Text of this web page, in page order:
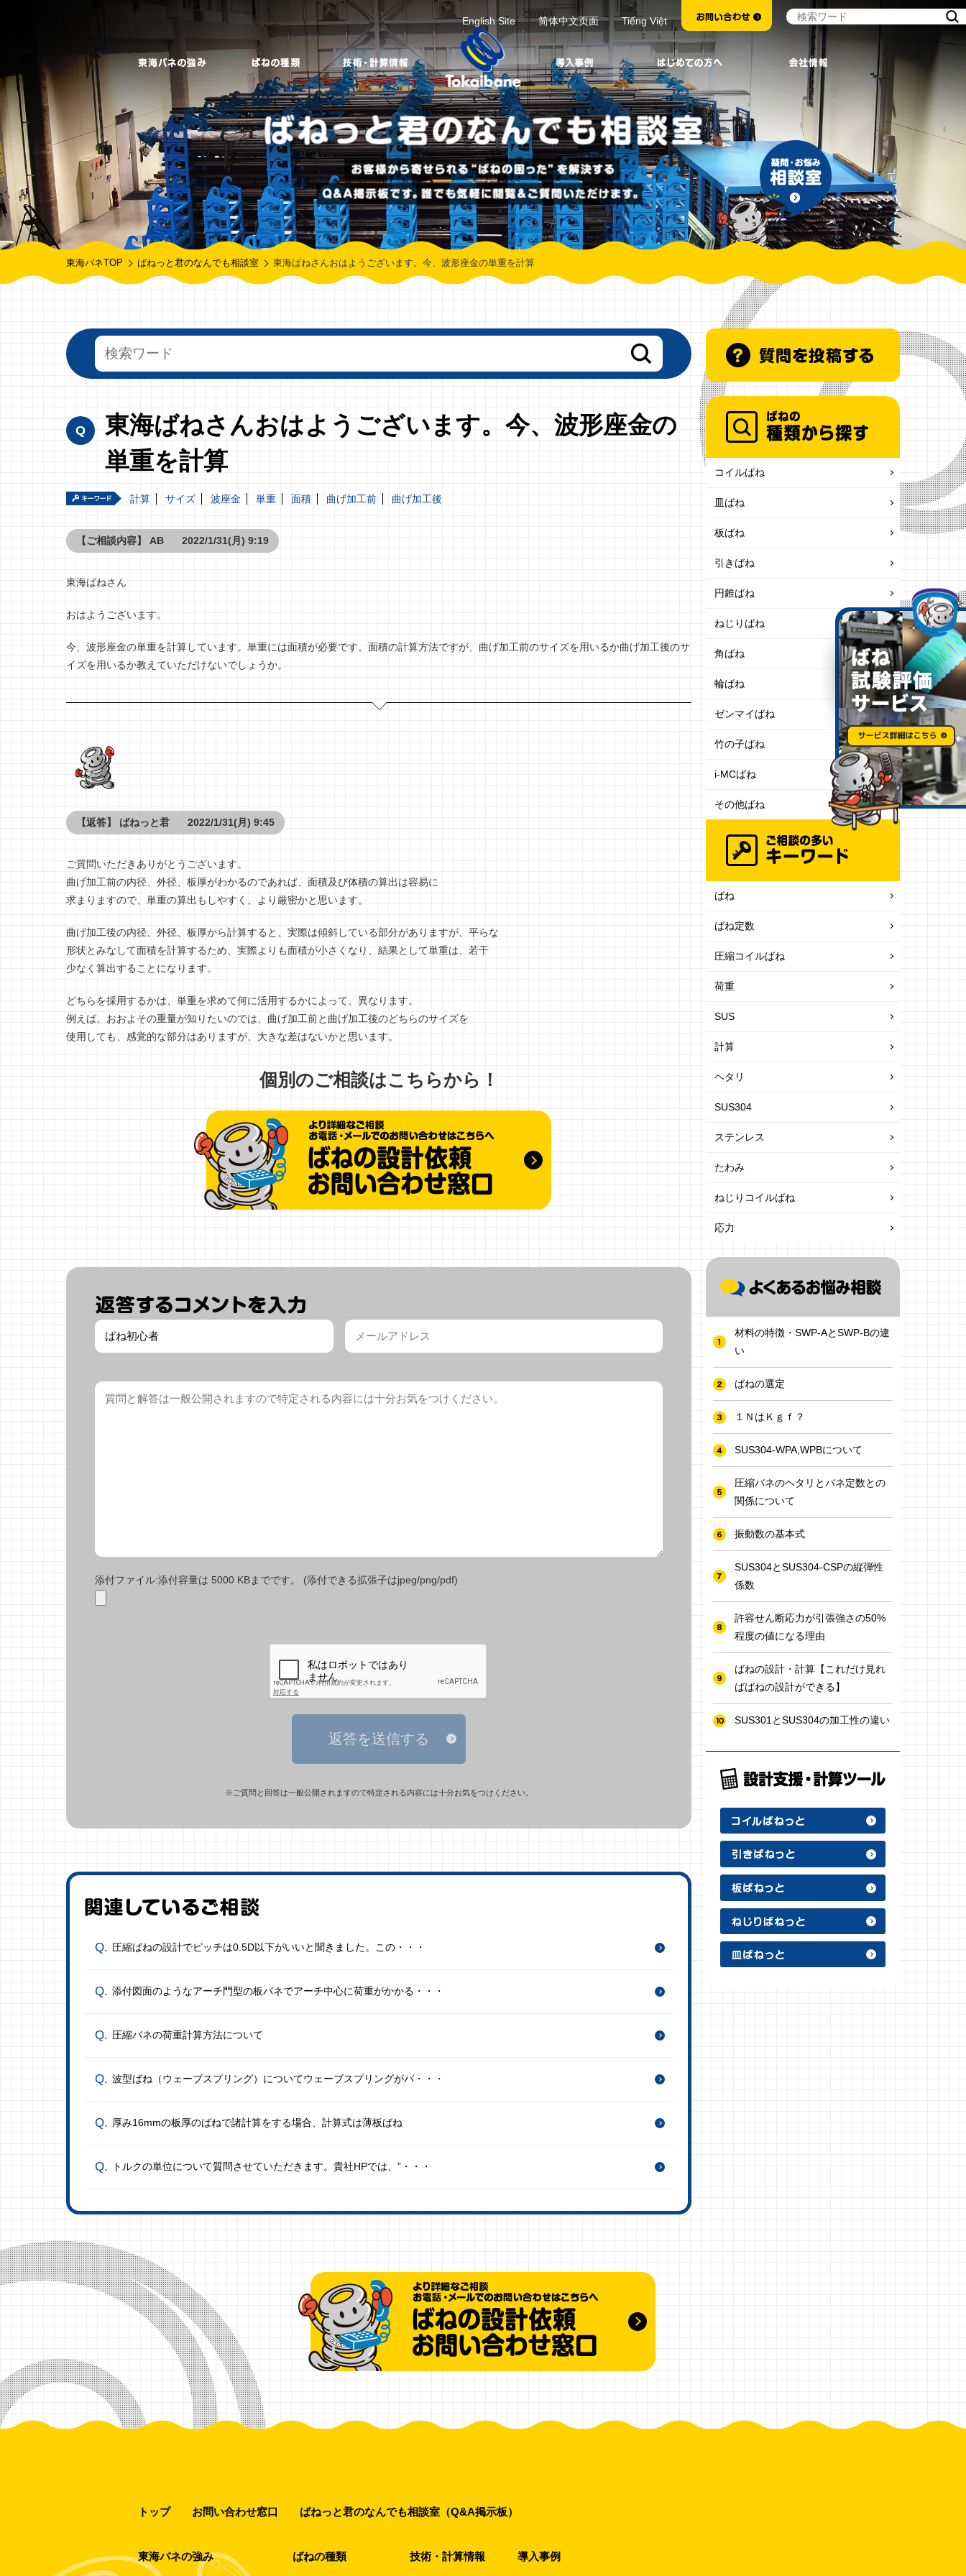
English Site 简体中文页面 Tiếng Việt
東海バネTOP ばねっと君のなんでも相談室 東海ばねさんおはようございます。今、波形座金の単重を計算
東海ばねさんおはようございます。今、波形座金の
単重を計算
計算 サイズ 波座金 単重 面積 曲げ加工前 曲げ加工後
【ご相談内容】 AB 2022/1/31(月) 9:19
東海ばねさん
おはようございます。
今、波形座金の単重を計算しています。単重には面積が必要です。面積の計算方法ですが、曲げ加工前のサイズを用いるか曲げ加工後のサ
イズを用いるか教えていただけないでしょうか。
【返答】 ばねっと君 2022/1/31(月) 9:45
ご質問いただきありがとうございます。
曲げ加工前の内径、外径、板厚がわかるのであれば、面積及び体積の算出は容易に
求まりますので、単重の算出もしやすく、より厳密かと思います。
曲げ加工後の内径、外径、板厚から計算すると、実際は傾斜している部分がありますが、平らな
形状とみなして面積を計算するため、実際よりも面積が小さくなり、結果として単重は、若干
少なく算出することになります。
どちらを採用するかは、単重を求めて何に活用するかによって、異なります。
例えば、おおよその重量が知りたいのでは、曲げ加工前と曲げ加工後のどちらのサイズを
使用しても、感覚的な部分はありますが、大きな差はないかと思います。
個別のご相談はこちらから！
添付ファイル:添付容量は 5000 KBまでです。 (添付できる拡張子はjpeg/png/pdf)
返答を送信する
※ご質問と回答は一般公開されますので特定される内容には十分お気をつけください。
圧縮ばねの設計でピッチは0.5D以下がいいと聞きました。この・・・
添付図面のようなアーチ門型の板バネでアーチ中心に荷重がかかる・・・
圧縮バネの荷重計算方法について
波型ばね（ウェーブスプリング）についてウェーブスプリングがバ・・・
厚み16mmの板厚のばねで諸計算をする場合、計算式は薄板ばね
トルクの単位について質問させていただきます。貴社HPでは、”・・・
コイルばね
皿ばね
板ばね
引きばね
円錐ばね
ねじりばね
角ばね
輪ばね
ゼンマイばね
竹の子ばね
i-MCばね
その他ばね
ばね
ばね定数
圧縮コイルばね
荷重
SUS
計算
ヘタリ
SUS304
ステンレス
たわみ
ねじりコイルばね
応力
材料の特徴・SWP-AとSWP-Bの違
い
ばねの選定
１ＮはＫｇｆ？
SUS304-WPA,WPBについて
圧縮バネのヘタリとバネ定数との
関係について
振動数の基本式
SUS304とSUS304-CSPの縦弾性
係数
許容せん断応力が引張強さの50%
程度の値になる理由
ばねの設計・計算【これだけ見れ
ばばねの設計ができる】
SUS301とSUS304の加工性の違い
トップ お問い合わせ窓口 ばねっと君のなんでも相談室（Q&A掲示板）
東海バネの強み ばねの種類 技術・計算情報 導入事例